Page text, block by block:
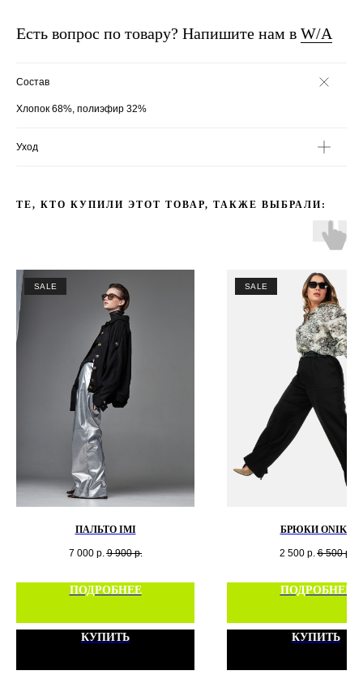
Есть вопрос по товару? Напишите нам в W/A
Состав
Хлопок 68%, полиэфир 32%
Уход
ТЕ, КТО КУПИЛИ ЭТОТ ТОВАР, ТАКЖЕ ВЫБРАЛИ:
SALE
ПАЛЬТО IMI
7 000 р. 9 900 р.
ПОДРОБНЕЕ
КУПИТЬ
SALE
БРЮКИ ONIKS
2 500 р. 6 500 р.
ПОДРОБНЕЕ
КУПИТЬ